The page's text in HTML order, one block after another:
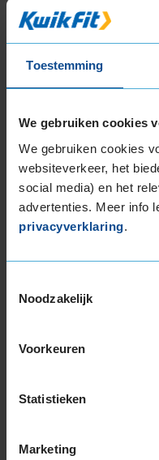
Toestemming
We gebruiken cookies
We gebruiken cookies
websiteverkeer, het
social media) en het
advertenties. Meer info
privacyverklaring.
Noodzakelijk
Voorkeuren
Statistieken
Marketing
8,0
205/
Datum
Type rijder
Auto
FIAT
Kilometer
9,0